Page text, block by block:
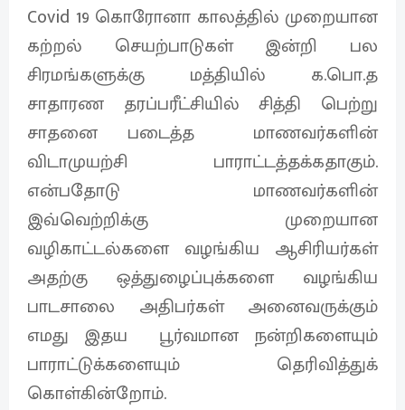
Covid 19 கொரோனா காலத்தில் முறையான
கற்றல் செயற்பாடுகள் இன்றி பல
சிரமங்களுக்கு மத்தியில் க.பொ.த
சாதாரண தரப்பரீட்சியில் சித்தி பெற்று
சாதனை படைத்த மாணவர்களின்
விடாமுயற்சி பாராட்டத்தக்கதாகும்.
என்பதோடு மாணவர்களின்
இவ்வெற்றிக்கு முறையான
வழிகாட்டல்களை வழங்கிய ஆசிரியர்கள்
அதற்கு ஒத்துழைப்புக்களை வழங்கிய
பாடசாலை அதிபர்கள் அனைவருக்கும்
எமது இதய பூர்வமான நன்றிகளையும்
பாராட்டுக்களையும் தெரிவித்துக்
கொள்கின்றோம்.